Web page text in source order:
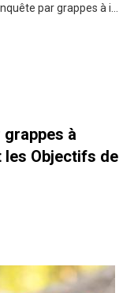
grappes à
les Objectifs de